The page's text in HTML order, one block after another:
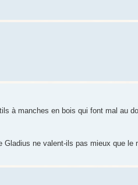
à manches en bois qui font mal au
ne valent-ils pas mieux que le